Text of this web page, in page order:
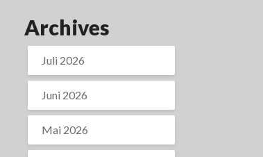
Archives
Juli 2026
Juni 2026
Mai 2026